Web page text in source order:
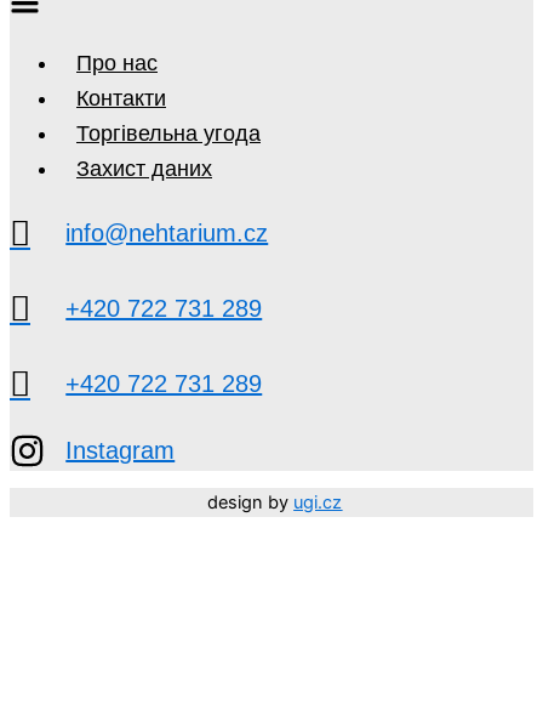
Про нас
Контакти
Торгівельна угода
Захист даних
info@nehtarium.cz
+420 722 731 289
+420 722 731 289
Instagram
design by ugi.cz